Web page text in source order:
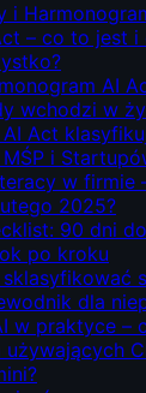
i
– co to jest i
AI
wchodzi w
Act
MŚP i
w firmie
2025?
90 dni
po kroku
dla
w praktyce –
używających